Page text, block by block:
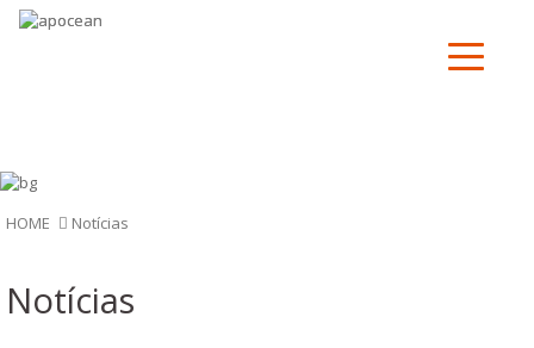
HOME Notí­cias
Notí­cias